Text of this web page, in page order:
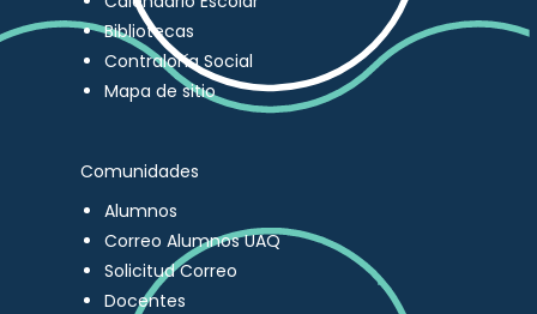
Bibliotecas
Contraloría Social
Mapa de sitio
Comunidades
Alumnos
Correo Alumnos UAQ
Solicitud Correo
Docentes